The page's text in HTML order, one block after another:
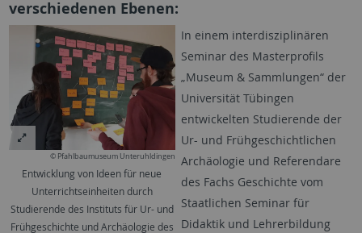
verschiedenen Ebenen:
© Pfahlbaumuseum Unteruhldingen
Entwicklung von Ideen für neue
Unterrichtseinheiten durch
Studierende des Instituts für Ur- und
Frühgeschichte und Archäologie des
In einem interdisziplinären
Seminar des Masterprofils
„Museum & Sammlungen“ der
Universität Tübingen
entwickelten Studierende der
Ur- und Frühgeschichtlichen
Archäologie und Referendare
des Fachs Geschichte vom
Staatlichen Seminar für
Didaktik und Lehrerbildung